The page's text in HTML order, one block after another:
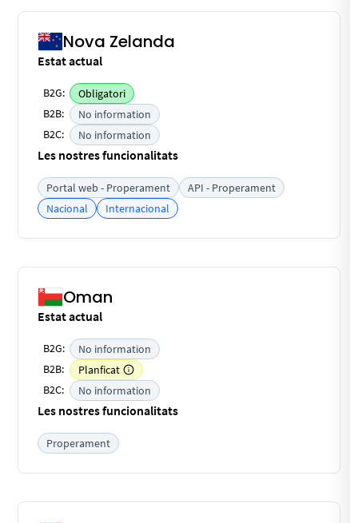
Nova Zelanda
Estat actual
B2G:
Obligatori
B2B:
No information
B2C:
No information
Les nostres funcionalitats
Portal web - Properament
API - Properament
Nacional
Internacional
Oman
Estat actual
B2G:
No information
B2B:
Planficat
B2C:
No information
Les nostres funcionalitats
Properament